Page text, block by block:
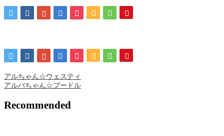
アルちゃん☆ウェスティ
アルバちゃん☆プードル
Recommended